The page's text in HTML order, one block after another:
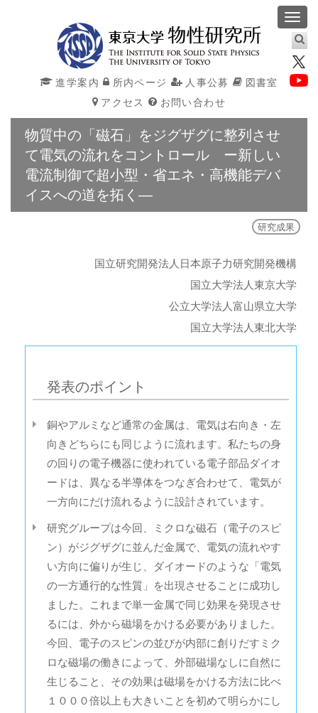
進学案内 所内ページ 人事公募
図書室
アクセス
お問い合わせ
物質中の「磁石」をジグザグに整列させ
て電気の流れをコントロール ー新しい
電流制御で超小型・省エネ・高機能デバ
イスへの道を拓く―
研究成果
国立研究開発法人日本原子力研究開発機構
国立大学法人東京大学
公立大学法人富山県立大学
国立大学法人東北大学
発表のポイント
銅やアルミなど通常の金属は、電気は右向き・左
向きどちらにも同じように流れます。私たちの身
の回りの電子機器に使われている電子部品ダイオ
ードは、異なる半導体をつなぎ合わせて、電気が
一方向にだけ流れるように設計されています。
研究グループは今回、ミクロな磁石（電子のスピ
ン）がジグザグに並んだ金属で、電気の流れやす
い方向に偏りが生じ、ダイオードのような「電気
の一方通行的な性質」を出現させることに成功し
ました。これまで単一金属で同じ効果を発現させ
るには、外から磁場をかける必要がありました。
今回、電子のスピンの並びが内部に創りだすミク
ロな磁場の働きによって、外部磁場なしに自然に
生じること、その効果は磁場をかける方法に比べ
１０００倍以上も大きいことを初めて明らかにし